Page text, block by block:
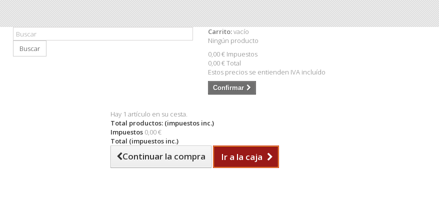
Buscar
Carrito:vacío
Ningún producto
0,00 € Impuestos
0,00 €Total
Estos precios se entienden IVA incluído
Confirmar
Hay 1 artículo en su cesta.
Total productos: (impuestos inc.)
Impuestos 0,00 €
Total (impuestos inc.)
Continuar la compra Ir a la caja